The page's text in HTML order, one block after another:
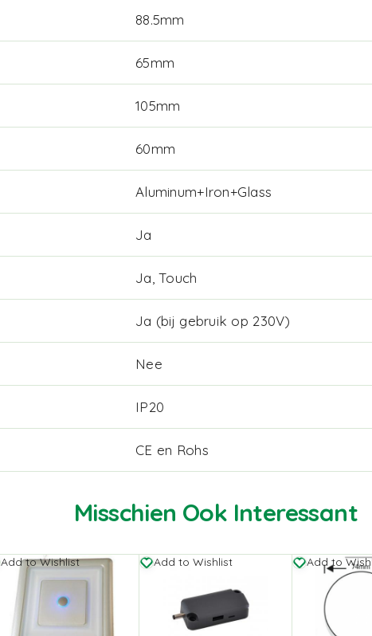
88.5mm
65mm
105mm
60mm
Aluminum+Iron+Glass
Ja
Ja, Touch
Ja (bij gebruik op 230V)
Nee
IP20
CE en Rohs
Misschien Ook Interessant
Add to Wishlist Add to Wishlist Add to